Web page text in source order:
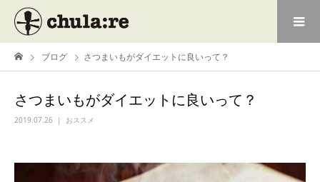
ブログ さつまいもがダイエットに良いって？
さつまいもがダイエットに良いって？
2019.07.26 おススメ